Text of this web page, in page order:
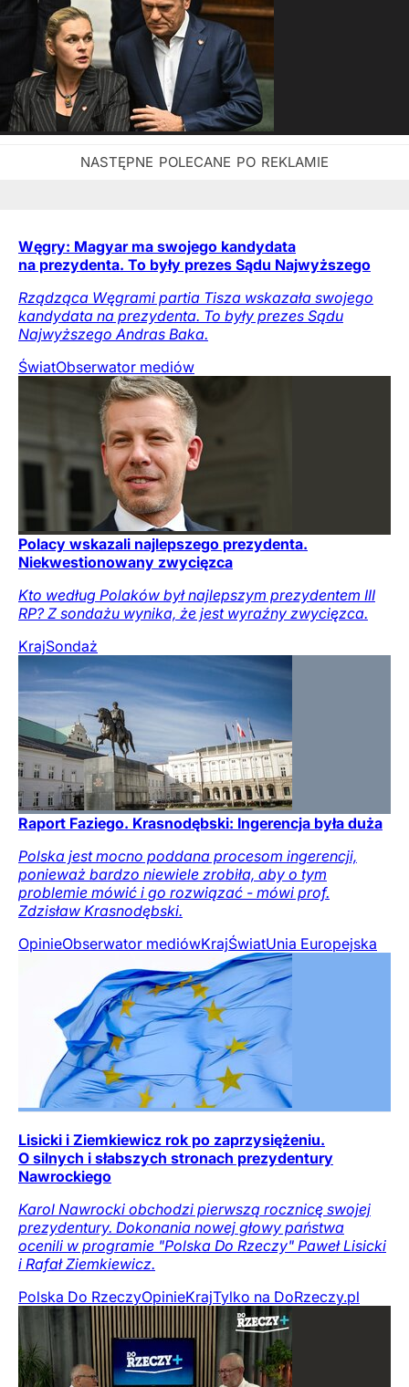
Węgry: Magyar ma swojego kandydata
na prezydenta. To były prezes Sądu Najwyższego
Rządząca Węgrami partia Tisza wskazała swojego
kandydata na prezydenta. To były prezes Sądu
Najwyższego Andras Baka.
ŚwiatObserwator mediów
Polacy wskazali najlepszego prezydenta.
Niekwestionowany zwycięzca
Kto według Polaków był najlepszym prezydentem III
RP? Z sondażu wynika, że jest wyraźny zwycięzca.
KrajSondaż
Raport Faziego. Krasnodębski: Ingerencja była duża
Polska jest mocno poddana procesom ingerencji,
ponieważ bardzo niewiele zrobiła, aby o tym
problemie mówić i go rozwiązać - mówi prof.
Zdzisław Krasnodębski.
OpinieObserwator mediówKrajŚwiatUnia Europejska
Lisicki i Ziemkiewicz rok po zaprzysiężeniu.
O silnych i słabszych stronach prezydentury
Nawrockiego
Karol Nawrocki obchodzi pierwszą rocznicę swojej
prezydentury. Dokonania nowej głowy państwa
ocenili w programie "Polska Do Rzeczy" Paweł Lisicki
i Rafał Ziemkiewicz.
Polska Do RzeczyOpinieKrajTylko na DoRzeczy.pl